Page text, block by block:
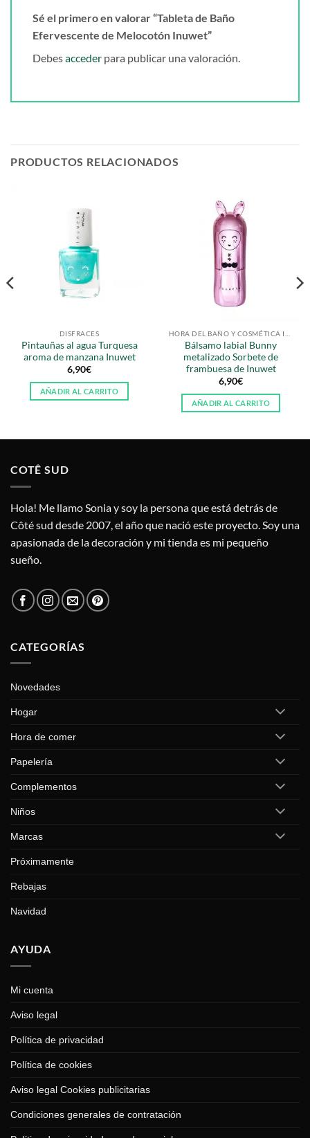
Sé el primero en valorar “Tableta de Baño
Efervescente de Melocotón Inuwet”
Debesacceder para publicar una valoración.
PRODUCTOS RELACIONADOS
DISFRACES
Pintauñas al agua Turquesa
aroma de manzana Inuwet
6,90€
AÑADIR AL CARRITO
Bálsamo labial Bunny
metalizado Sorbete de
frambuesa de Inuwet
6,90€
AÑADIR AL CARRITO
COTÊ SUD
Hola! Me llamo Sonia y soy la persona que está detrás de
Côté sud desde 2007, el año que nació este proyecto. Soy una
apasionada de la decoración y mi tienda es mi pequeño
sueño.
CATEGORÍAS
Novedades
Hogar
Hora de comer
Papelería
Complementos
Niños
Marcas
Próximamente
Rebajas
Navidad
AYUDA
Mi cuenta
Aviso legal
Política de privacidad
Política de cookies
Aviso legal Cookies publicitarias
Condiciones generales de contratación